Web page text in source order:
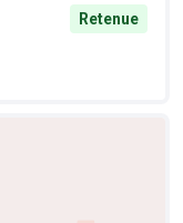
Retenue